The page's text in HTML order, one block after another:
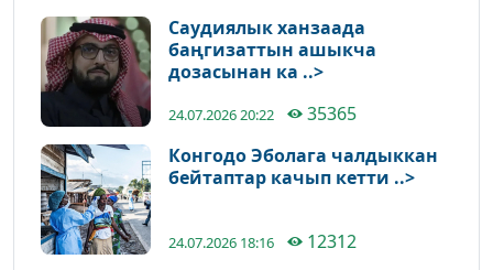
Саудиялык ханзаада
баңгизаттын ашыкча
дозасынан ка ..>
24.07.2026 20:22
35365
Конгодо Эболага чалдыккан
бейтаптар качып кетти ..>
24.07.2026 18:16
12312